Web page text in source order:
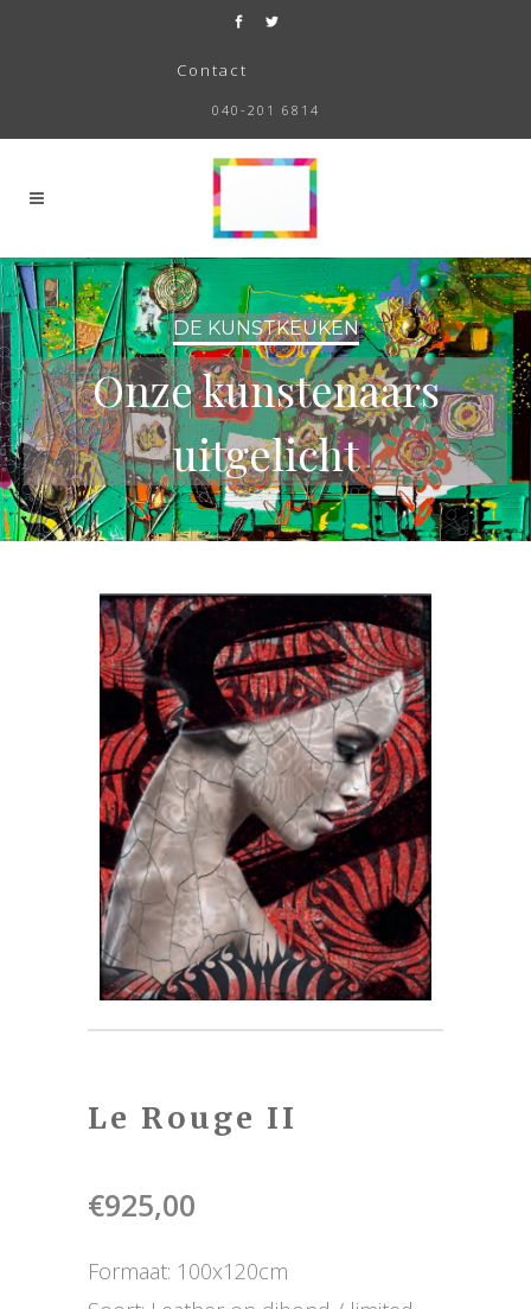
Contact
040-201 6814
DE KUNSTKEUKEN
Onze kunstenaars
uitgelicht
Le Rouge II
€925,00
Formaat: 100x120cm